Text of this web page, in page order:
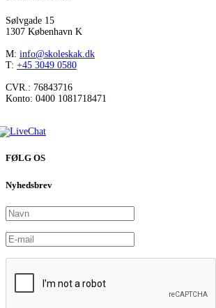
Sølvgade 15
1307 København K
M: info@skoleskak.dk
T: +45 3049 0580
CVR.: 76843716
Konto: 0400 1081718471
FØLG OS
Nyhedsbrev